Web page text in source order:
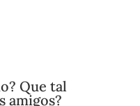
Que tal
amigos?